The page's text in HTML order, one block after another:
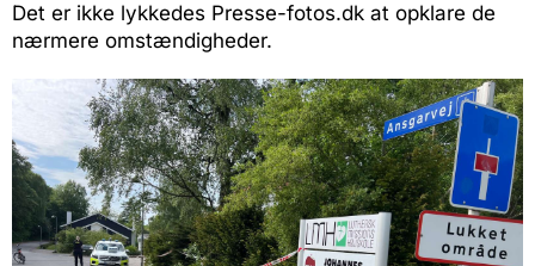
Det er ikke lykkedes Presse-fotos.dk at opklare de
nærmere omstændigheder.